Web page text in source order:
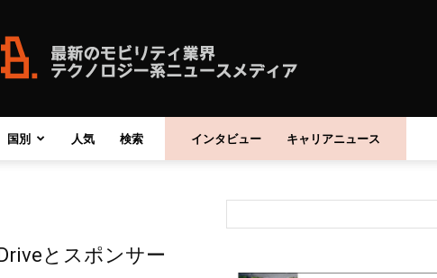
自
動
国別 人気 検索 インタビュー キャリアニュース
とスポンサー